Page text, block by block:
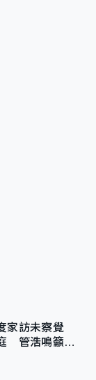
家訪未察覺
管浩鳴籲加